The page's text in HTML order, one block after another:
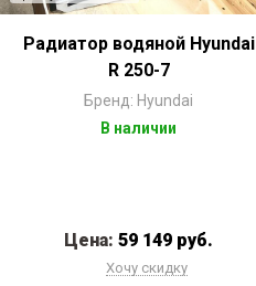
Радиатор водяной Hyundai
R 250-7
Бренд: Hyundai
В наличии
Цена: 59 149 руб.
Хочу скидку